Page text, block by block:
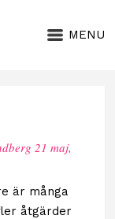
MENU
21 maj,
är många
åtgärder